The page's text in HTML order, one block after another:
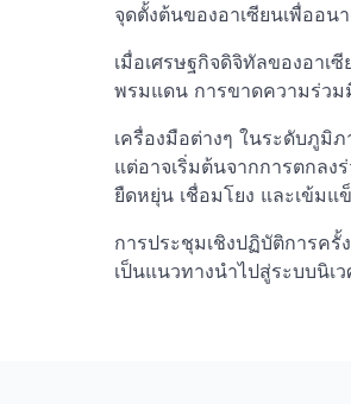
จุดตั้งต้นของอาเซียนเพื่ออน
เมื่อเศรษฐกิจดิจิทัลของอา
พรมแดน การขาดความร่วม
เครื่องมือต่างๆ ในระดับภูมิ
แต่อาจเริ่มต้นจากการตกล
ยืดหยุ่น เชื่อมโยง และเข้มแ
การประชุมเชิงปฏิบัติการค
เป็นแนวทางนำไปสู่ระบบนิ